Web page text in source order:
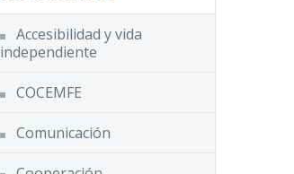
Accesibilidad y vida
independiente
COCEMFE
Comunicación